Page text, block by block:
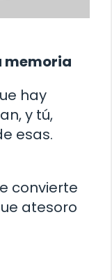
memoria
hay
y tú,
esas.
convierte
atesoro